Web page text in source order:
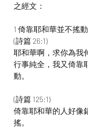
之經文：
1 倚靠耶和華並不搖動
(詩篇 26:1)
耶和華啊，求你為我
行事純全，我又倚靠
動。
(詩篇 125:1)
倚靠耶和華的人好像
搖。